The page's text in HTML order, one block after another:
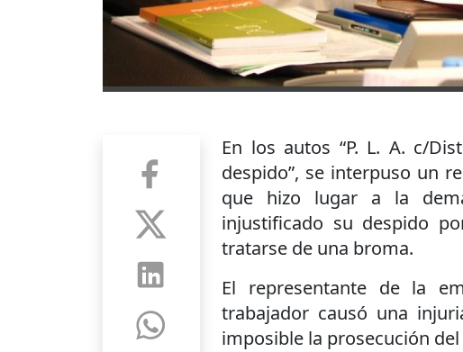
En los autos “P. L. A. c/
despido”, se interpuso un
que hizo lugar a la
injustificado su despido
tratarse de una broma.
El representante de la
trabajador causó una
imposible la prosecución